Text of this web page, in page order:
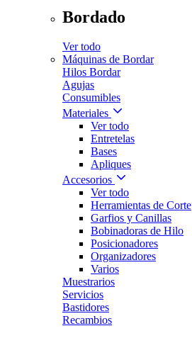
Bordado
Ver todo
Máquinas de Bordar
Hilos Bordar
Agujas
Consumibles
Materiales
Ver todo
Entretelas
Bases
Apliques
Accesorios
Ver todo
Herramientas de Corte
Garfios y Canillas
Bobinadoras de Hilo
Posicionadores
Organizadores
Varios
Muestrarios
Servicios
Bastidores
Recambios